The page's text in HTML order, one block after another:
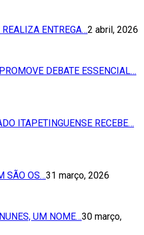
ENTREGA…2 abril, 2026
DEBATE ESSENCIAL…
ITAPETINGUENSE RECEBE…
SÃO OS…31 março, 2026
UM NOME…30 março,